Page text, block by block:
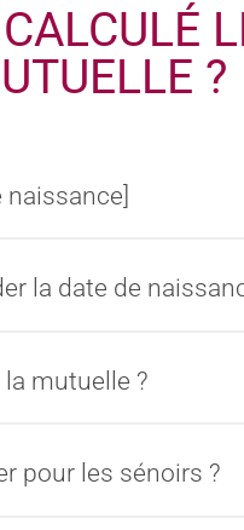
?
naissance]
la date de
mutuelle ?
pour les sénoirs ?